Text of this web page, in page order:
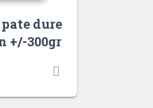
dure
+/-300gr